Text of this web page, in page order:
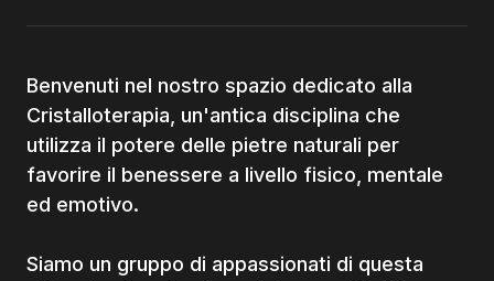
Benvenuti nel nostro spazio dedicato alla
Cristalloterapia, un'antica disciplina che
utilizza il potere delle pietre naturali per
favorire il benessere a livello fisico, mentale
ed emotivo.
Siamo un gruppo di appassionati di questa